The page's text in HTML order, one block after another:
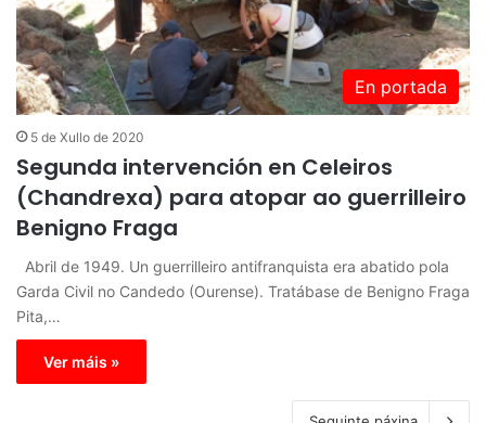
En portada
5 de Xullo de 2020
Segunda intervención en Celeiros
(Chandrexa) para atopar ao guerrilleiro
Benigno Fraga
Abril de 1949. Un guerrilleiro antifranquista era abatido pola
Garda Civil no Candedo (Ourense). Tratábase de Benigno Fraga
Pita,…
Ver máis »